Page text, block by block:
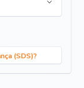
(SDS)?